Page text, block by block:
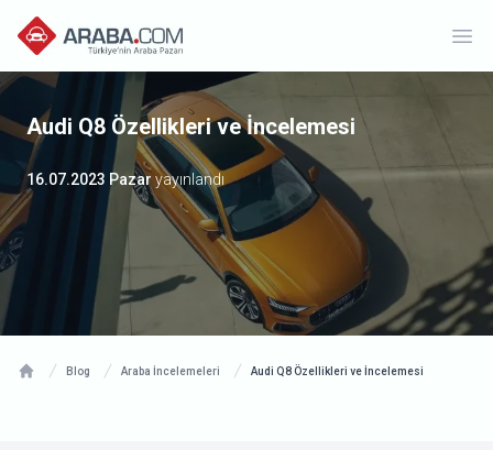
Audi Q8 Özellikleri ve İncelemesi
16.07.2023 Pazar yayınlandı
Blog Araba İncelemeleri Audi Q8 Özellikleri ve İncelemesi